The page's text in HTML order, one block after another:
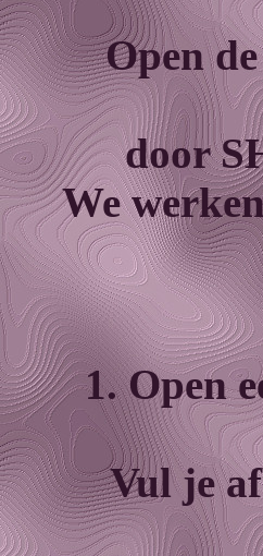
Open
door
We
1. Open
Vul je